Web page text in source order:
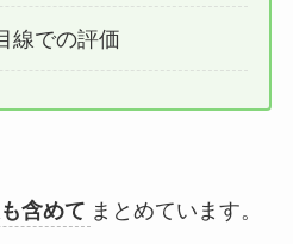
線での評価
含めて まとめています。